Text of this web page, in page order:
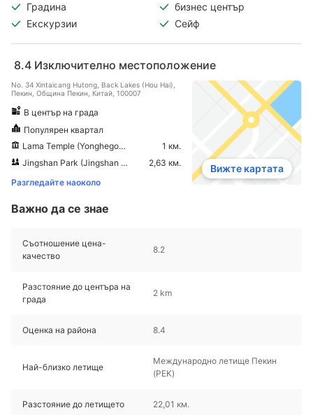
Градина
бизнес център
Екскурзии
Сейф
8.4 Изключително местоположение
No. 34 Xintaicang Hutong, Back Lakes (Hou Hai),
Пекин, Община Пекин, Китай, 100007
В център на града
Популярен квартал
Lama Temple (Yonghegong)
1 км.
Jingshan Park (Jingshan Gongyuan)
2,63 км.
Разгледайте наоколо
Вижте картата
Важно да се знае
Съотношение цена-
качество
8.2
Разстояние до центъра на
града
2 km
Оценка на района 8.4
Най-близко летище
Международно летище Пекин
(PEK)
Разстояние до летището 22,01 км.